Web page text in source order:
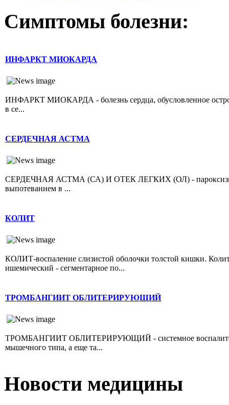
Симптомы болезни:
ИНФАРКТ МИОКАРДА
ИНФАРКТ МИОКАРДА - болезнь сердца, обусловленное острой
в се...
СЕРДЕЧНАЯ АСТМА
СЕРДЕЧНАЯ АСТМА (СА) И ОТЕК ЛЕГКИХ (ОЛ) -
выпотеванием в ...
КОЛИТ
КОЛИТ-воспаление слизистой оболочки толстой кишки.
ишемический - сегментарное по...
ТРОМБАНГИИТ ОБЛИТЕРИРУЮЩИЙ
ТРОМБАНГИИТ ОБЛИТЕРИРУЮЩИЙ - системное
мышечного типа, а еще та...
Новости медицины